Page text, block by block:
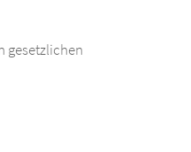
gesetzlichen